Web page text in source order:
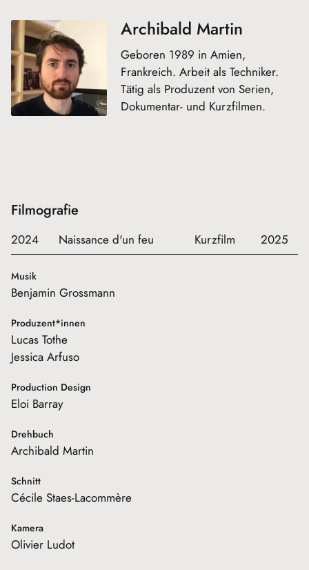
Archibald Martin
Geboren 1989 in Amien,
Frankreich. Arbeit als Techniker.
Tätig als Produzent von Serien,
Dokumentar- und Kurzfilmen.
Filmografie
2024 Naissance d'un feu Kurzfilm 2025
Musik
Benjamin Grossmann
Produzent*innen
Lucas Tothe
Jessica Arfuso
Production Design
Eloi Barray
Drehbuch
Archibald Martin
Schnitt
Cécile Staes-Lacommère
Kamera
Olivier Ludot